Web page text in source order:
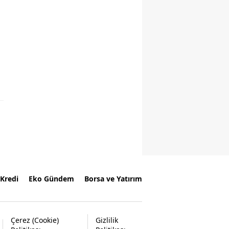
Kredi Eko Gündem Borsa ve Yatırım
Çerez (Cookie)
Gizlilik